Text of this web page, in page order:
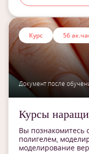
Курс 56
Документ после
Курсы
Вы познакомитесь
полигелем,
моделирование